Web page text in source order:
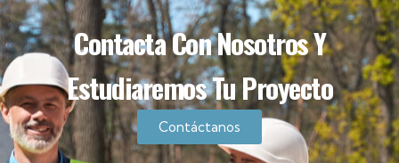
Contacta Con Nosotros Y
Estudiaremos Tu Proyecto
Contáctanos